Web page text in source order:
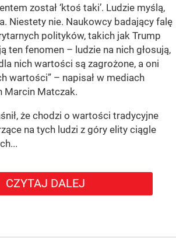
został ‘ktoś taki’. Ludzie myślą,
Niestety nie. Naukowcy badający falę
polityków, takich jak Trump
ten fenomen – ludzie na nich głosują,
nich wartości są zagrożone, a oni
wartości” – napisał w mediach
Marcin Matczak.
że chodzi o wartości tradycyjne
na tych ludzi z góry elity ciągle
CZYTAJ DALEJ